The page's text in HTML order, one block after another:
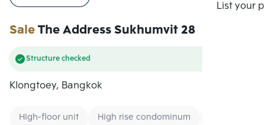
List your
SaleThe Address Sukhumvit 28
Structure checked
Klongtoey, Bangkok
High-floor unit High rise condominum